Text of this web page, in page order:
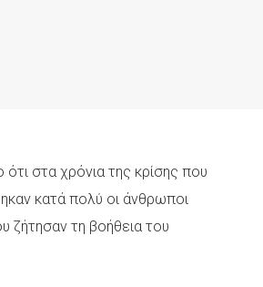
ότι στα χρόνια της κρίσης που
κατά πολύ οι άνθρωποι
ζήτησαν τη βοήθεια του